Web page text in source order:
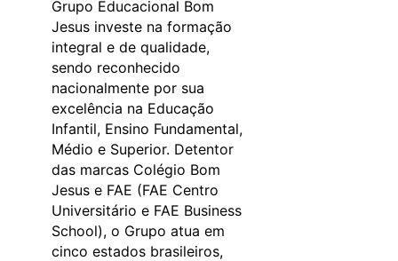
Grupo Educacional Bom
Jesus investe na formação
integral e de qualidade,
sendo reconhecido
nacionalmente por sua
excelência na Educação
Infantil, Ensino Fundamental,
Médio e Superior. Detentor
das marcas Colégio Bom
Jesus e FAE (FAE Centro
Universitário e FAE Business
School), o Grupo atua em
cinco estados brasileiros,